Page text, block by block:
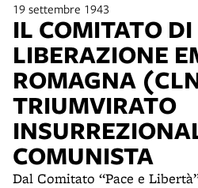
19 settembre 1943
IL COMITATO DI
LIBERAZIONE
ROMAGNA
TRIUMVIRATO
COMUNISTA
Dal Comitato “Pace e